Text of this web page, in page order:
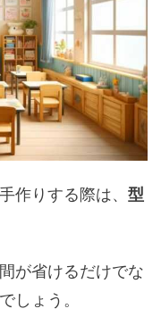
作りする際は、 型
が省けるだけでな
しょう。